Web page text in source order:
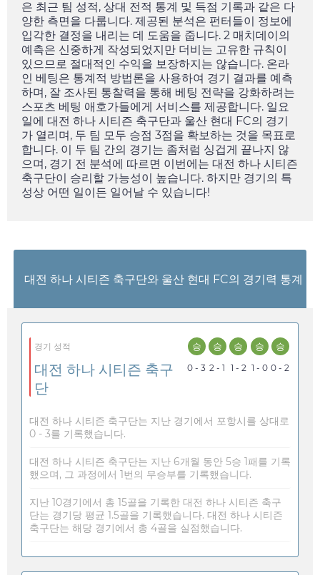
은 최근 팀 성적, 상대 전적 통계 및 득점 기록과 같은 다
양한 측면을 다룹니다. 제공된 분석은 펀터들이 정보에
입각한 결정을 내리는 데 도움을 줍니다. 2 매치데이의
예측은 신중하게 작성되었지만 더비는 고유한 규칙이
있으므로 절대적인 수익을 보장하지는 않습니다. 온라
인 베팅은 통계적 방법론을 사용하여 경기 결과를 예측
하며, 잘 조사된 통찰력을 통해 베팅 전략을 강화하려는
스포츠 베팅 애호가들에게 서비스를 제공합니다. 일요
일에 대전 하나 시티즌 축구단과 울산 현대 FC의 경기
가 열리며, 두 팀 모두 승점 3점을 확보하는 것을 목표로
합니다. 이 두 팀 간의 경기는 좀처럼 싱겁게 끝나지 않
으며, 경기 전 분석에 따르면 이번에는 대전 하나 시티즌
축구단이 승리할 가능성이 높습니다. 하지만 경기의 특
성상 어떤 일이든 일어날 수 있습니다!
대전 하나 시티즌 축구단와 울산 현대 FC의 경기력 통계
경기 성적
대전 하나 시티즌 축구
단
승
0 - 3
승
2 - 1
승
1 - 2
승
1 - 0
승
0 - 2
대전 하나 시티즌 축구단는 지난 경기에서 포항시를 상대로
0 - 3를 기록했습니다.
대전 하나 시티즌 축구단는 지난 6개월 동안 5승 1패를 기록
했으며, 그 과정에서 1번의 무승부를 기록했습니다.
지난 10경기에서 총 15골을 기록한 대전 하나 시티즌 축구
단는 경기당 평균 1.5골을 기록했습니다. 대전 하나 시티즌
축구단는 해당 경기에서 총 4골을 실점했습니다.